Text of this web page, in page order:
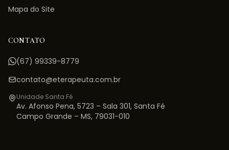
Mapa do Site
CONTATO
(67) 99339-8779
contato@eterapeuta.com.br
Unidade Santa Fé
Av. Afonso Pena, 5723 – Sala 301, Santa Fé
Campo Grande – MS, 79031-010